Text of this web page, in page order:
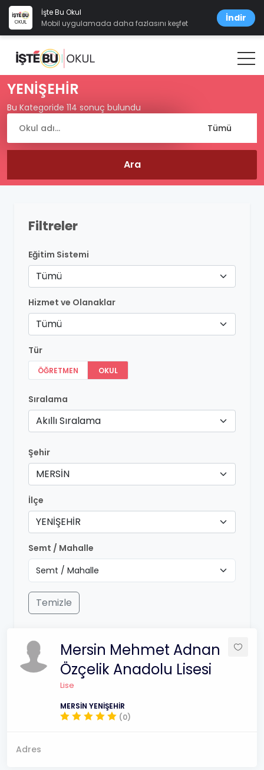
İşte Bu Okul
Mobil uygulamada daha fazlasını keşfet
İndir
YENİŞEHİR
Bu Kategoride 114 sonuç bulundu
Filtreler
Eğitim Sistemi
Tümü
Hizmet ve Olanaklar
Tümü
Tür
ÖĞRETMEN OKUL
Sıralama
Akıllı Sıralama
Şehir
MERSİN
İlçe
YENİŞEHİR
Semt / Mahalle
Temizle
Mersin Mehmet Adnan
Özçelik Anadolu Lisesi
Lise
MERSİN YENİŞEHİR
(0)
Adres